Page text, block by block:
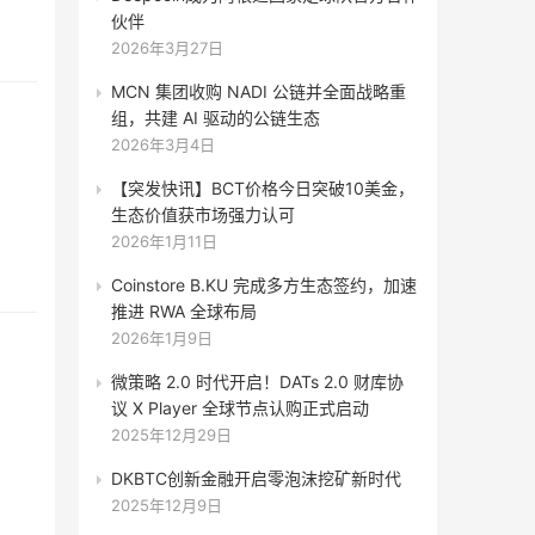
伙伴
2026年3月27日
MCN 集团收购 NADI 公链并全面战略重
组，共建 AI 驱动的公链生态
2026年3月4日
【突发快讯】BCT价格今日突破10美金，
生态价值获市场强力认可
2026年1月11日
Coinstore B.KU 完成多方生态签约，加速
推进 RWA 全球布局
2026年1月9日
微策略 2.0 时代开启！DATs 2.0 财库协
议 X Player 全球节点认购正式启动
2025年12月29日
DKBTC创新金融开启零泡沫挖矿新时代
2025年12月9日